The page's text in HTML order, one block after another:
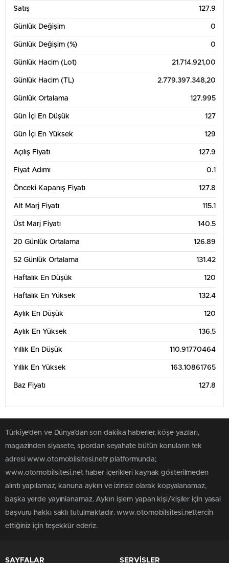
Satış 127.9
Günlük Değişim 0
Günlük Değişim (%) 0
Günlük Hacim (Lot) 21.714.921,00
Günlük Hacim (TL) 2.779.397.348,20
Günlük Ortalama 127.995
Gün İçi En Düşük 127
Gün İçi En Yüksek 129
Açılış Fiyatı 127.9
Fiyat Adımı 0.1
Önceki Kapanış Fiyatı 127.8
Alt Marj Fiyatı 115.1
Üst Marj Fiyatı 140.5
20 Günlük Ortalama 126.89
52 Günlük Ortalama 131.42
Haftalık En Düşük 120
Haftalık En Yüksek 132.4
Aylık En Düşük 120
Aylık En Yüksek 136.5
Yıllık En Düşük 110.91770464
Yıllık En Yüksek 163.10861765
Baz Fiyatı 127.8
Türkiye'den ve Dünya’dan son dakika haberler, köşe yazıları,
magazinden siyasete, spordan seyahate bütün konuların tek
adresi www.otomobilsitesi.netr platformunda;
www.otomobilsitesi.net haber içerikleri kaynak gösterilmeden
alıntı yapılamaz, kanuna aykırı ve izinsiz olarak kopyalanamaz,
başka yerde yayınlanamaz. Aykırı işlem yapan kişi/kişiler için yasal
başvuru hakkı saklı tutulmaktadır. www.otomobilsitesi.nettercih
ettiğiniz için teşekkür ederiz.
SAYFALAR SERVİSLER